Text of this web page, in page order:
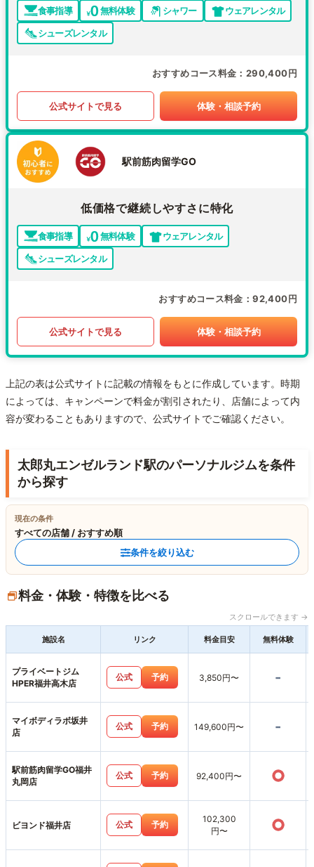
食事指導 無料体験 シャワー
ウェアレンタル
シューズレンタル
おすすめコース料金 290,400円
公式サイトで見る 体験・相談予約
駅前筋肉留学GO
低価格で継続しやすさに特化
食事指導 無料体験
ウェアレンタル
シューズレンタル
おすすめコース料金 92,400円
公式サイトで見る 体験・相談予約
上記の表は公式サイトに記載の情報をもとに作成しています。時期
によっては、キャンペーンで料金が割引されたり、店舗によって内
容が変わることもありますので、公式サイトでご確認ください。
太郎丸エンゼルランド駅のパーソナルジムを条件
から探す
現在の条件
すべての店舗 / おすすめ順
条件を絞り込む
料金・体験・特徴を比べる
スクロールできます →
施設名 リンク 料金目安 無料体験
プライベートジム
HPER福井高木店
公式 予約 3,850円〜 -
マイボディラボ坂井
店
公式 予約 149,600円〜 -
駅前筋肉留学GO福井
丸岡店
公式 予約 92,400円〜 ○
ビヨンド福井店 公式 予約
102,300
円〜
○